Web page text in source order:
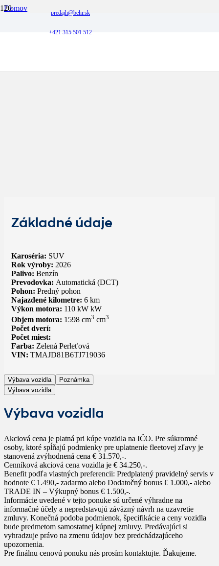
predajh@behr.sk
+421 315 501 512
Domov
Základné údaje
Karoséria: SUV
Rok výroby: 2026
Palivo: Benzín
Prevodovka: Automatická (DCT)
Pohon: Predný pohon
Najazdené kilometre: 6 km
Výkon motora: 110 kW kW
Objem motora: 1598 cm3 cm3
Počet dverí:
Počet miest:
Farba: Zelená Perleťová
VIN: TMAJD81B6TJ719036
Výbava vozidla
Poznámka
Výbava vozidla
Výbava vozidla
Akciová cena je platná pri kúpe vozidla na IČO. Pre súkromné
osoby, ktoré spĺňajú podmienky pre uplatnenie fleetovej zľavy je
stanovená zvýhodnená cena € 31.570,-.
Cenníková akciová cena vozidla je € 34.250,-.
Benefit podľa vlastných preferencii: Predplatený pravidelný servis v
hodnote € 1.490,- zadarmo alebo Dodatočný bonus € 1.000,- alebo
TRADE IN – Výkupný bonus € 1.500,-.
Informácie uvedené v tejto ponuke sú určené výhradne na
informačné účely a nepredstavujú záväzný návrh na uzavretie
zmluvy. Konečná podoba podmienok, špecifikácie a ceny vozidla
bude predmetom samostatnej kúpnej zmluvy. Predávajúci si
vyhradzuje právo na zmenu údajov bez predchádzajúceho
upozornenia.
Pre finálnu cenovú ponuku nás prosím kontaktujte. Ďakujeme.